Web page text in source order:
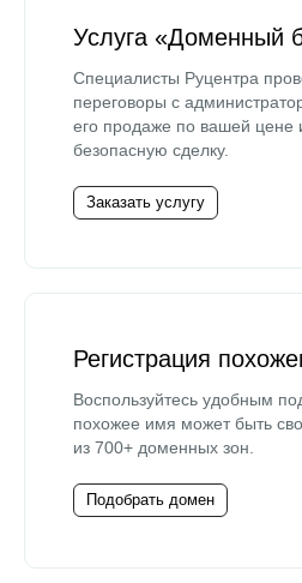
Услуга «Доменный
Специалисты Руцентра
переговоры с
его продаже по вашей цене
безопасную сделку.
Заказать услугу
Регистрация
Воспользуйтесь удобным
похожее имя может быть
из 700+ доменных зон.
Подобрать домен